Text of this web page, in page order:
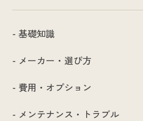
- 基礎知識
- メーカー・選び方
- 費用・オプション
- メンテナンス・トラブル